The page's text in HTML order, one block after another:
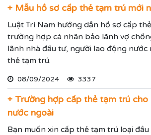
+ Mẫu hồ sơ cấp thẻ tạm trú mới
Luật Trí Nam hướng dẫn hồ sơ cấp
trường hợp cá nhân bảo lãnh vợ
lãnh nhà đầu tư, người lao động nước
thẻ tạm trú.
08/09/2024 3337
+ Trường hợp cấp thẻ tạm trú cho
nước ngoài
Bạn muốn xin cấp thẻ tạm trú loại